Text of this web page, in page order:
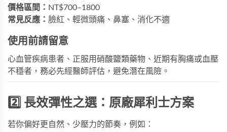
價格區間： NT$700–1800
常見反應： 臉紅、輕微頭痛、鼻塞、消化不適
使用前請留意
心血管疾病患者、正服用硝酸鹽類藥物、近期有胸痛或血壓
不穩者，務必先經醫師評估，避免潛在風險。
2️⃣ 長效彈性之選：原廠犀利士方案
若你偏好更自然、少壓力的節奏，例如：